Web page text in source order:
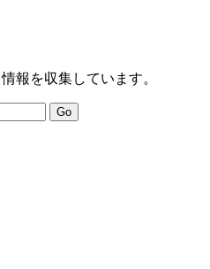
報を収集しています。